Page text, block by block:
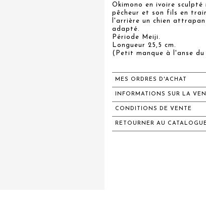
Okimono en ivoire sculpté
pêcheur et son fils en
l'arrière un chien
adapté.
Période Meiji.
Longueur 25,5 cm.
(Petit manque à l'anse
MES ORDRES D'ACHAT
INFORMATIONS SUR LA
CONDITIONS DE VENTE
RETOURNER AU